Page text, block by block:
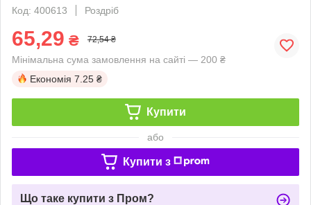
Код: 400613
Роздріб
65,29 ₴ 72,54 ₴
Мінімальна сума замовлення на сайті — 200 ₴
Економія 7.25 ₴
Купити
або
Купити з
Що таке купити з Пром?